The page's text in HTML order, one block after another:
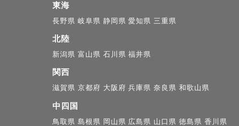
東海
長野県 岐阜県 静岡県 愛知県 三重県
北陸
新潟県 富山県 石川県 福井県
関西
滋賀県 京都府 大阪府 兵庫県 奈良県 和歌山県
中四国
鳥取県 島根県 岡山県 広島県 山口県 徳島県 香川県